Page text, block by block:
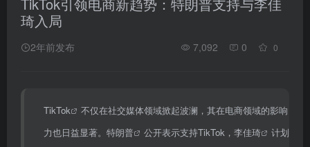
琦入局
2年前发布 7,092 0 0
TikTok
不仅在社交媒体领域掀起波澜，其在电商领域的影响
力也日益显著。 特朗普 公开表示支持TikTok， 李佳琦
计划